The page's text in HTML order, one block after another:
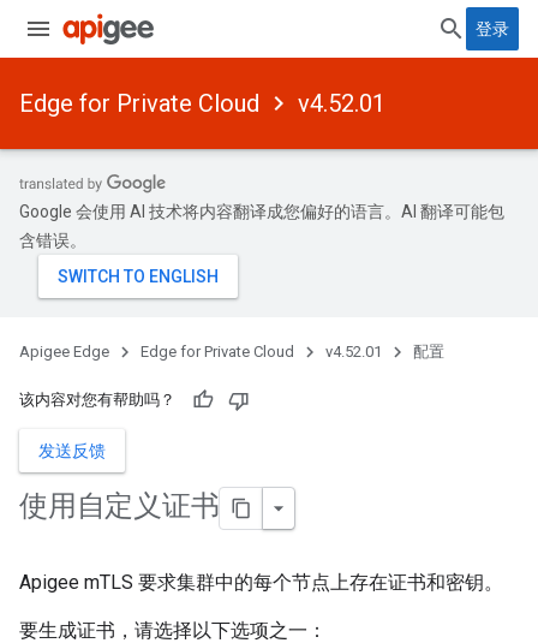
登录
Edge for Private Cloud v4.52.01
Google 会使用 AI 技术将内容翻译成您偏好的语言。AI 翻译可能包
含错误。
Apigee Edge Edge for Private Cloud v4.52.01 配置
该内容对您有帮助吗？
发送反馈
使用自定义证书
Apigee mTLS 要求集群中的每个节点上存在证书和密钥。
要生成证书，请选择以下选项之一：